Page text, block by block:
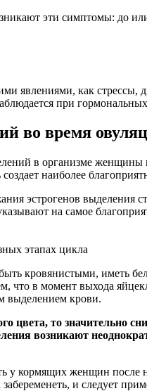
эти симптомы: до
явлениями, как
при
во время
в организме женщины
наиболее
эстрогенов выделения
на самое
этапах цикла
кровянистыми, иметь
что в момент выхода
выделением крови.
цвета, то значительно
возникают
у кормящих женщин после
и следует